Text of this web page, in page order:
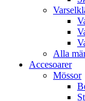
Alla
Accesoarer
Mössor